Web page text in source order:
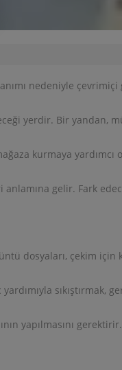
nedeniyle
yerdir. Bir yandan,
kurmaya
gelir. Fark
dosyaları, çekim için
sıkıştırmak,
yapılmasını